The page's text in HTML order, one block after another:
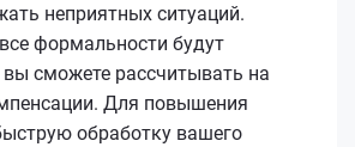
неприятных ситуаций.
формальности будут
сможете рассчитывать на
Для повышения
обработку вашего